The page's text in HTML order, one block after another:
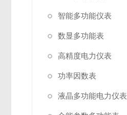
智能多功能仪表
数显多功能表
高精度电力仪表
功率因数表
液晶多功能电力仪表